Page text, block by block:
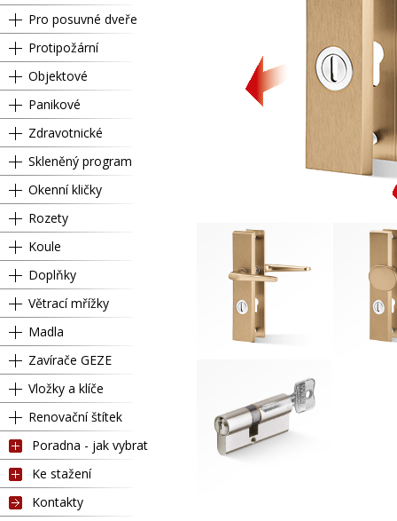
Pro posuvné dveře
Protipožární
Objektové
Panikové
Zdravotnické
Skleněný program
Okenní kličky
Rozety
Koule
Doplňky
Větrací mřížky
Madla
Zavírače GEZE
Vložky a klíče
Renovační štítek
Poradna - jak vybrat
Ke stažení
Kontakty